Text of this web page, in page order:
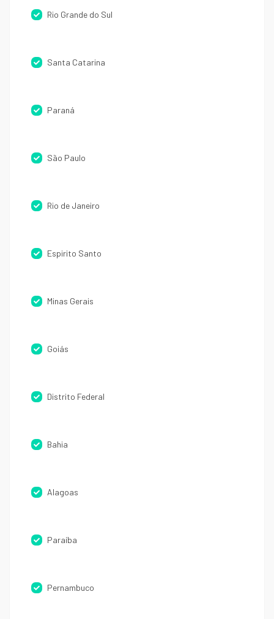
Rio Grande do Sul
Santa Catarina
Paraná
São Paulo
Rio de Janeiro
Espirito Santo
Minas Gerais
Goiás
Distrito Federal
Bahia
Alagoas
Paraíba
Pernambuco